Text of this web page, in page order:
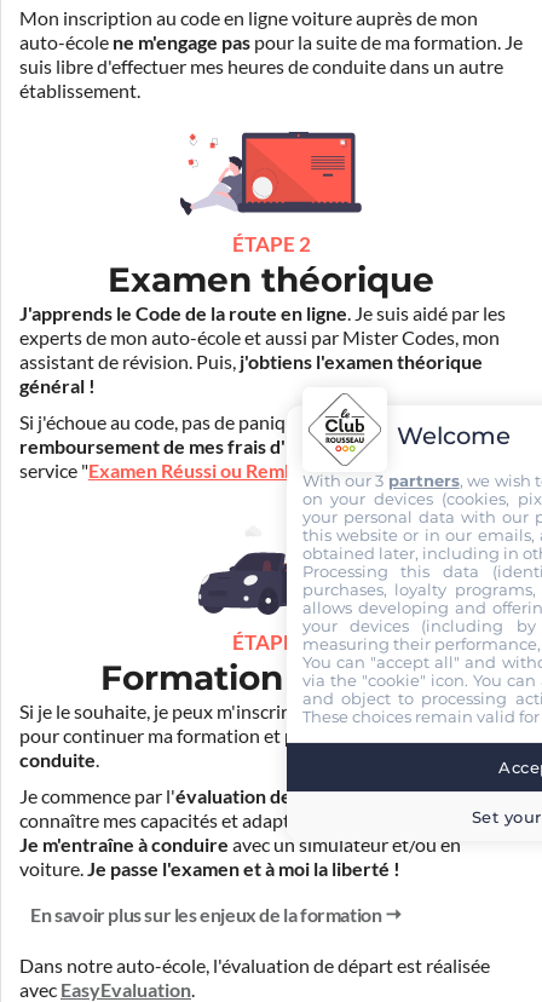
Mon inscription au code en ligne voiture auprès de mon
auto-école ne m'engage pas pour la suite de ma formation. Je
suis libre d'effectuer mes heures de conduite dans un autre
établissement.
ÉTAPE 2
Examen théorique
J'apprends le Code de la route en ligne. Je suis aidé par les
experts de mon auto-école et aussi par Mister Codes, mon
assistant de révision. Puis, j'obtiens l'examen théorique
général !
Si j'échoue au code, pas de panique ! Je peux bénéficier du
remboursement de mes frais d'inscription
(30€) grâce au
service "Examen Réussi ou Remboursé".
ÉTAPE 3
Formation pratique
Si je le souhaite, je peux m'inscrire auprès de mon auto-école
pour continuer ma formation et prendre des cours de
conduite.
Je commence par l'évaluation de départpour mieux
connaître mes capacités et adapter la durée de ma formation.
Je m'entraîne à conduire avec un simulateur et/ou en
voiture.Je passe l'examen et à moi la liberté !
En savoir plus sur les enjeux de la formation
Dans notre auto-école, l'évaluation de départ est réalisée
avec EasyEvaluation.
Welcome
With our 3 partners, we wish
on your devices (cookies,
your personal data with our
this website or in our emails,
obtained later, including in
Processing this data
purchases, loyalty
allows developing and
your devices (including
measuring their
You can "accept all" and
via the "cookie" icon. You
and object to processing
These choices remain valid
Set